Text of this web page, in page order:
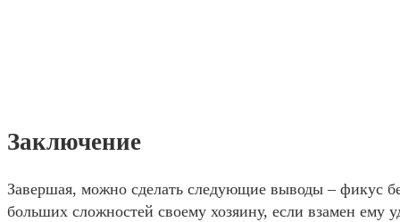
Заключение
Завершая, можно сделать следующие выводы – фикус
больших сложностей своему хозяину, если взамен ему